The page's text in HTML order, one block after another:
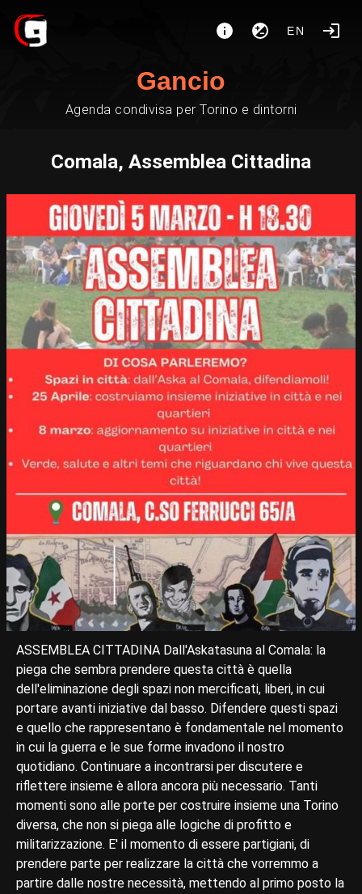
EN
Gancio
Agenda condivisa per Torino e dintorni
Comala, Assemblea Cittadina
ASSEMBLEA CITTADINA Dall'Askatasuna al Comala: la
piega che sembra prendere questa città è quella
dell'eliminazione degli spazi non mercificati, liberi, in cui
portare avanti iniziative dal basso. Difendere questi spazi
e quello che rappresentano è fondamentale nel momento
in cui la guerra e le sue forme invadono il nostro
quotidiano. Continuare a incontrarsi per discutere e
riflettere insieme è allora ancora più necessario. Tanti
momenti sono alle porte per costruire insieme una Torino
diversa, che non si piega alle logiche di profitto e
militarizzazione. E' il momento di essere partigiani, di
prendere parte per realizzare la città che vorremmo a
partire dalle nostre necessità, mettendo al primo posto la